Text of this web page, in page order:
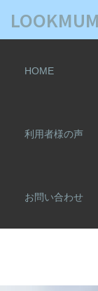
LOOKMUM
HOME
利用者様の声
お問い合わせ